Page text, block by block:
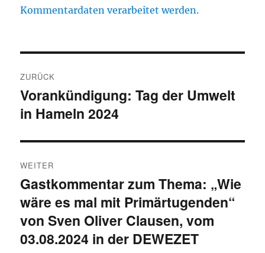
Kommentardaten verarbeitet werden.
ZURÜCK
Vorheriger
Beitrag:
Vorankündigung: Tag der Umwelt
in Hameln 2024
WEITER
Nächster
Beitrag:
Gastkommentar zum Thema: „Wie
wäre es mal mit Primärtugenden“
von Sven Oliver Clausen, vom
03.08.2024 in der DEWEZET